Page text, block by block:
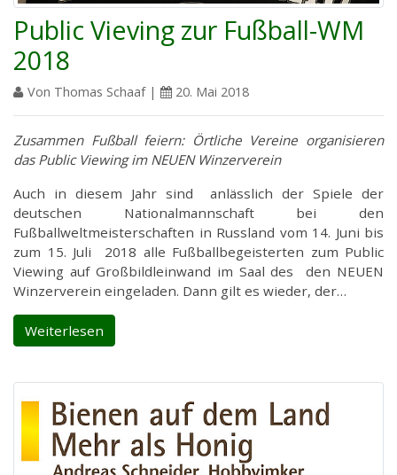
Public Vieving zur Fußball-WM
2018
Von Thomas Schaaf | 20. Mai 2018
Zusammen Fußball feiern: Örtliche Vereine organisieren
das Public Viewing im NEUEN Winzerverein
Auch in diesem Jahr sind anlässlich der Spiele der
deutschen Nationalmannschaft bei den
Fußballweltmeisterschaften in Russland vom 14. Juni bis
zum 15. Juli 2018 alle Fußballbegeisterten zum Public
Viewing auf Großbildleinwand im Saal des den NEUEN
Winzerverein eingeladen. Dann gilt es wieder, der…
Weiterlesen